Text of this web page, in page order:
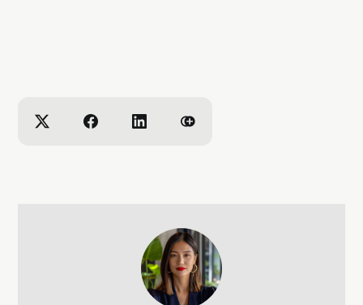
Q: Google反向圖片搜尋可以搜尋什麼類型的內